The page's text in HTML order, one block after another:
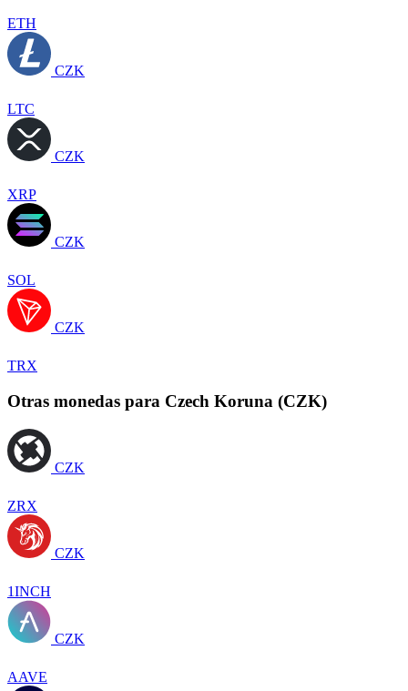
ETH
CZK
LTC
CZK
XRP
CZK
SOL
CZK
TRX
Otras monedas para Czech Koruna (CZK)
CZK
ZRX
CZK
1INCH
CZK
AAVE